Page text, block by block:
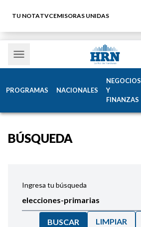
TU NOTATVCEMISORAS UNIDAS
PROGRAMAS NACIONALES
NEGOCIOS
Y
FINANZAS
BÚSQUEDA
Ingresa tu búsqueda
BUSCAR LIMPIAR